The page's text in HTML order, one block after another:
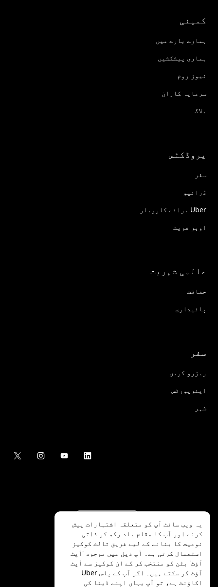
کمپنی
ہمارے بارے میں
ہماری پیشکشیں
نیوز روم
سرمایہ کاران
بلاگ
پروڈکٹس
سفر
ڈرائیو
Uber برائے کاروبار
اوبر فریٹ
عالمی شہریت
حفاظت
پائیداری
سفر
ریزرو کریں
ایئرپورٹس
شہر
©
2026
.Uber Technologies Inc
یہ ویب سائٹ آپ کو متعلقہ اشتہارات پیش
کرنے اور آپ کا مقام یاد رکھ کر ذاتی
نوعیت کا بنانے کے لیے فریق ثالث کوکیز
استعمال کرتی ہے۔ آپ ذیل میں موجود 'آپٹ
آؤٹ' بٹن کو منتخب کر کے ان کوکیز سے آپٹ
آؤٹ کر سکتے ہیں۔ اگر آپ کے پاس Uber
اکاؤنٹ ہے، تو آپ یہاں اپنے ڈیٹا کی